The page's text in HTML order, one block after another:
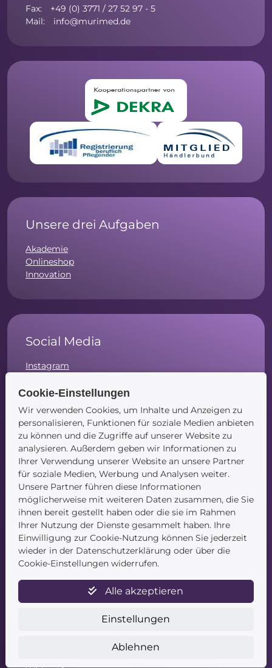
Fax: +49 (0) 3771 / 27 52 97 - 5
Mail: info@murimed.de
Unsere drei Aufgaben
Akademie
Onlineshop
Innovation
Social Media
Instagram
LinkedIn
Navigation
Startseite
Blog
Kontakt
Service
Cookie-Einstellungen
Wir verwenden Cookies, um Inhalte und Anzeigen zu
personalisieren, Funktionen für soziale Medien anbieten
zu können und die Zugriffe auf unserer Website zu
analysieren. Außerdem geben wir Informationen zu
Ihrer Verwendung unserer Website an unsere Partner
für soziale Medien, Werbung und Analysen weiter.
Unsere Partner führen diese Informationen
möglicherweise mit weiteren Daten zusammen, die Sie
ihnen bereit gestellt haben oder die sie im Rahmen
Ihrer Nutzung der Dienste gesammelt haben. Ihre
Einwilligung zur Cookie-Nutzung können Sie jederzeit
wieder in der Datenschutzerklärung oder über die
Cookie-Einstellungen widerrufen.
Alle akzeptieren
Einstellungen
Ablehnen